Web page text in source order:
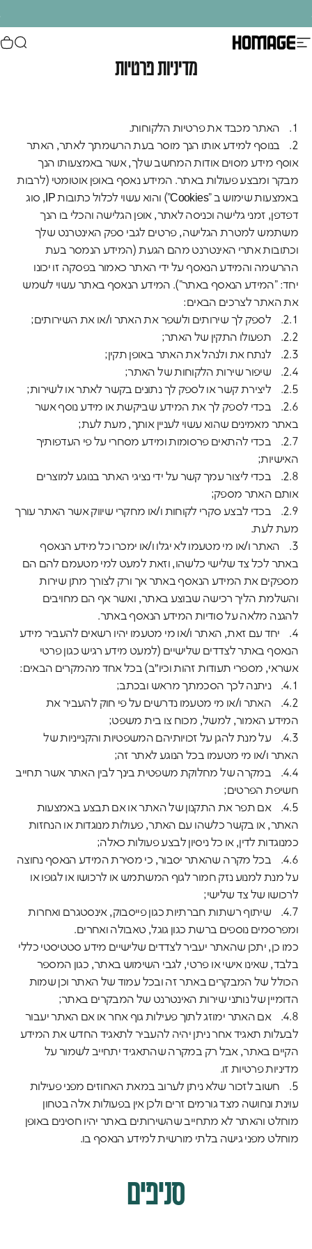
ניווט באתר
Homage Design
מדיניות פרטיות
1. האתר מכבד את פרטיות הלקוחות.
2. בנוסף למידע אותו הנך מוסר בעת הרשמתך לאתר, האתר
אוסף מידע מסוים אודות המחשב שלך, אשר באמצעותו הנך
מבקר ומבצע פעולות באתר. המידע נאסף באופן אוטומטי (לרבות
באמצעות שימוש ב "Cookies") והוא עשוי לכלול כתובות IP, סוג
דפדפן, זמני גלישה וכניסה לאתר, אופן הגלישה והכלי בו הנך
משתמש למטרת הגלישה, פרטים לגבי ספק האינטרנט שלך
וכתובות אתרי האינטרנט מהם הגעת (המידע הנמסר בעת
ההרשמה והמידע הנאסף על ידי האתר כאמור בפסקה זו יכונו
יחד: "המידע הנאסף באתר"). המידע הנאסף באתר עשוי לשמש
את האתר לצרכים הבאים:
2.1. לספק לך שירותים ולשפר את האתר ו/או את השירותים;
2.2. תפעולו התקין של האתר;
2.3. לנתח את ולנהל את האתר באופן תקין;
2.4. שיפור שירות הלקוחות של האתר;
2.5. ליצירת קשר או לספק לך נתונים בקשר לאתר או לשירות;
2.6. בכדי לספק לך את המידע שביקשת או מידע נוסף אשר
באתר מאמינים שהוא עשוי לעניין אותך, מעת לעת;
2.7. בכדי להתאים פרסומות ומידע מסחרי על פי העדפותיך
האישיות;
2.8. בכדי ליצור עמך קשר על ידי נציגי האתר בנוגע למוצרים
אותם האתר מספק;
2.9. בכדי לבצע סקרי לקוחות ו/או מחקרי שיווק אשר האתר עורך
מעת לעת.
3. האתר ו/או מי מטעמו לא יגלו ו/או ימכרו כל מידע הנאסף
באתר לכל צד שלישי כלשהו, וזאת למעט למי מטעמם להם הם
מספקים את המידע הנאסף באתר אך ורק לצורך מתן שירות
והשלמת הליך רכישה שבוצע באתר, ואשר אף הם מחויבים
להגנה מלאה על סודיות המידע הנאסף באתר.
4. יחד עם זאת, האתר ו/או מי מטעמו יהיו רשאים להעביר מידע
הנאסף באתר לצדדים שלישיים (למעט מידע רגיש כגון פרטי
אשראי, מספרי תעודות זהות וכיו״ב) בכל אחד מהמקרים הבאים:
4.1. ניתנה לכך הסכמתך מראש ובכתב;
4.2. האתר ו/או מי מטעמו נדרשים על פי חוק להעביר את
המידע האמור, למשל, מכוח צו בית משפט;
4.3. על מנת להגן על זכויותיהם המשפטיות והקנייניות של
האתר ו/או מי מטעמו בכל הנוגע לאתר זה;
4.4. במקרה של מחלוקת משפטית בינך לבין האתר אשר תחייב
חשיפת הפרטים;
4.5. אם תפר את התקנון של האתר או אם תבצע באמצעות
האתר, או בקשר כלשהו עם האתר, פעולות מנוגדות או הנחזות
כמנוגדות לדין, או כל ניסיון לבצע פעולות כאלה;
4.6. בכל מקרה שהאתר יסבור, כי מסירת המידע הנאסף נחוצה
על מנת למנוע נזק חמור לגוף המשתמש או לרכושו או לגופו או
לרכושו של צד שלישי;
4.7. שיתוף רשתות חברתיות כגון פייסבוק, אינסטגרם ואחרות
ומפרסמים נוספים ברשת כגון גוגל, טאבולה ואחרים.
כמו כן, יתכן שהאתר יעביר לצדדים שלישיים מידע סטטיסטי כללי
בלבד, שאינו אישי או פרטי, לגבי השימוש באתר, כגון המספר
הכולל של המבקרים באתר זה ובכל עמוד של האתר וכן שמות
הדומיין של נותני שירות האינטרנט של המבקרים באתר;
4.8. אם האתר ימוזג לתוך פעילות גוף אחר או אם האתר יעבור
לבעלות תאגיד אחר ניתן יהיה להעביר לתאגיד החדש את המידע
הקיים באתר, אבל רק במקרה שהתאגיד יתחייב לשמור על
מדיניות פרטיות זו.
5. חשוב לזכור שלא ניתן לערוב במאת האחוזים מפני פעילות
עוינת ונחושה מצד גורמים זרים ולכן אין בפעולות אלה בטחון
מוחלט והאתר לא מתחייב שהשירותים באתר יהיו חסינים באופן
מוחלט מפני גישה בלתי מורשית למידע הנאסף בו.
סניפים